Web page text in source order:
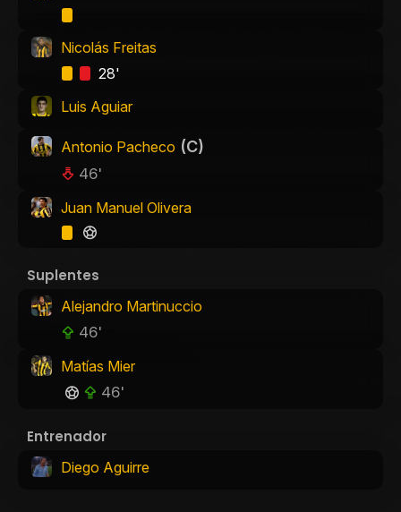
Nicolás Freitas
28'
Luis Aguiar
Antonio Pacheco (C)
46'
Juan Manuel Olivera
Suplentes
Alejandro Martinuccio
46'
Matías Mier
46'
Entrenador
Diego Aguirre